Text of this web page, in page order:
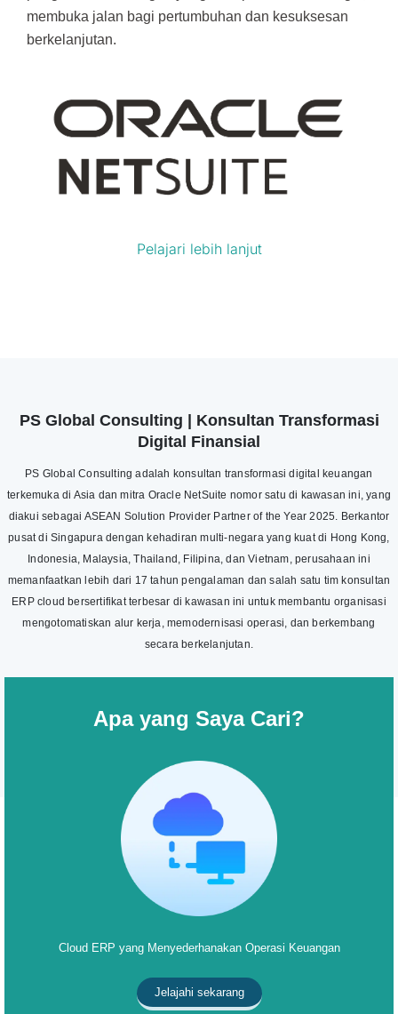
membuka jalan bagi pertumbuhan dan kesuksesan
berkelanjutan.
Pelajari lebih lanjut
PS Global Consulting | Konsultan Transformasi
Digital Finansial
PS Global Consulting adalah konsultan transformasi digital keuangan
terkemuka di Asia dan mitra Oracle NetSuite nomor satu di kawasan ini, yang
diakui sebagai ASEAN Solution Provider Partner of the Year 2025. Berkantor
pusat di Singapura dengan kehadiran multi-negara yang kuat di Hong Kong,
Indonesia, Malaysia, Thailand, Filipina, dan Vietnam, perusahaan ini
memanfaatkan lebih dari 17 tahun pengalaman dan salah satu tim konsultan
ERP cloud bersertifikat terbesar di kawasan ini untuk membantu organisasi
mengotomatiskan alur kerja, memodernisasi operasi, dan berkembang
secara berkelanjutan.
Apa yang Saya Cari?
Cloud ERP yang Menyederhanakan Operasi Keuangan
Jelajahi sekarang